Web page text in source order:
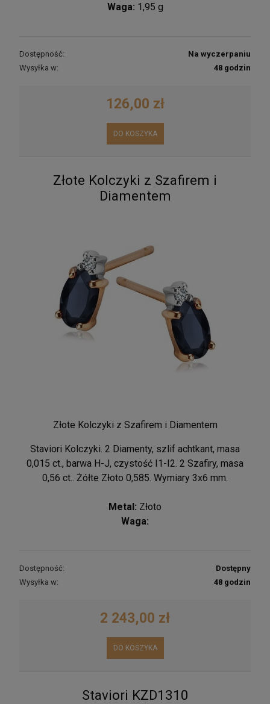
Waga: 1,95 g
Dostępność:
Na wyczerpaniu
Wysyłka w:
48 godzin
126,00 zł
DO KOSZYKA
Złote Kolczyki z Szafirem i
Diamentem
Złote Kolczyki z Szafirem i Diamentem
Staviori Kolczyki. 2 Diamenty, szlif achtkant, masa
0,015 ct., barwa H-J, czystość I1-I2. 2 Szafiry, masa
0,56 ct.. Żółte Złoto 0,585. Wymiary 3x6 mm.
Metal: Złoto
Waga:
Dostępność:
Dostępny
Wysyłka w:
48 godzin
2 243,00 zł
DO KOSZYKA
Staviori KZD1310